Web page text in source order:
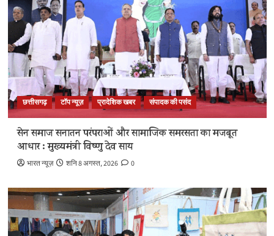
छत्तीसगढ़ टॉप न्यूज़ प्रादेशिक खबर संपादक की पसंद
सेन समाज सनातन परंपराओं और सामाजिक समरसता का मजबूत
आधार : मुख्यमंत्री विष्णु देव साय
भारत न्यूज़ शनि 8 अगस्त, 2026 0